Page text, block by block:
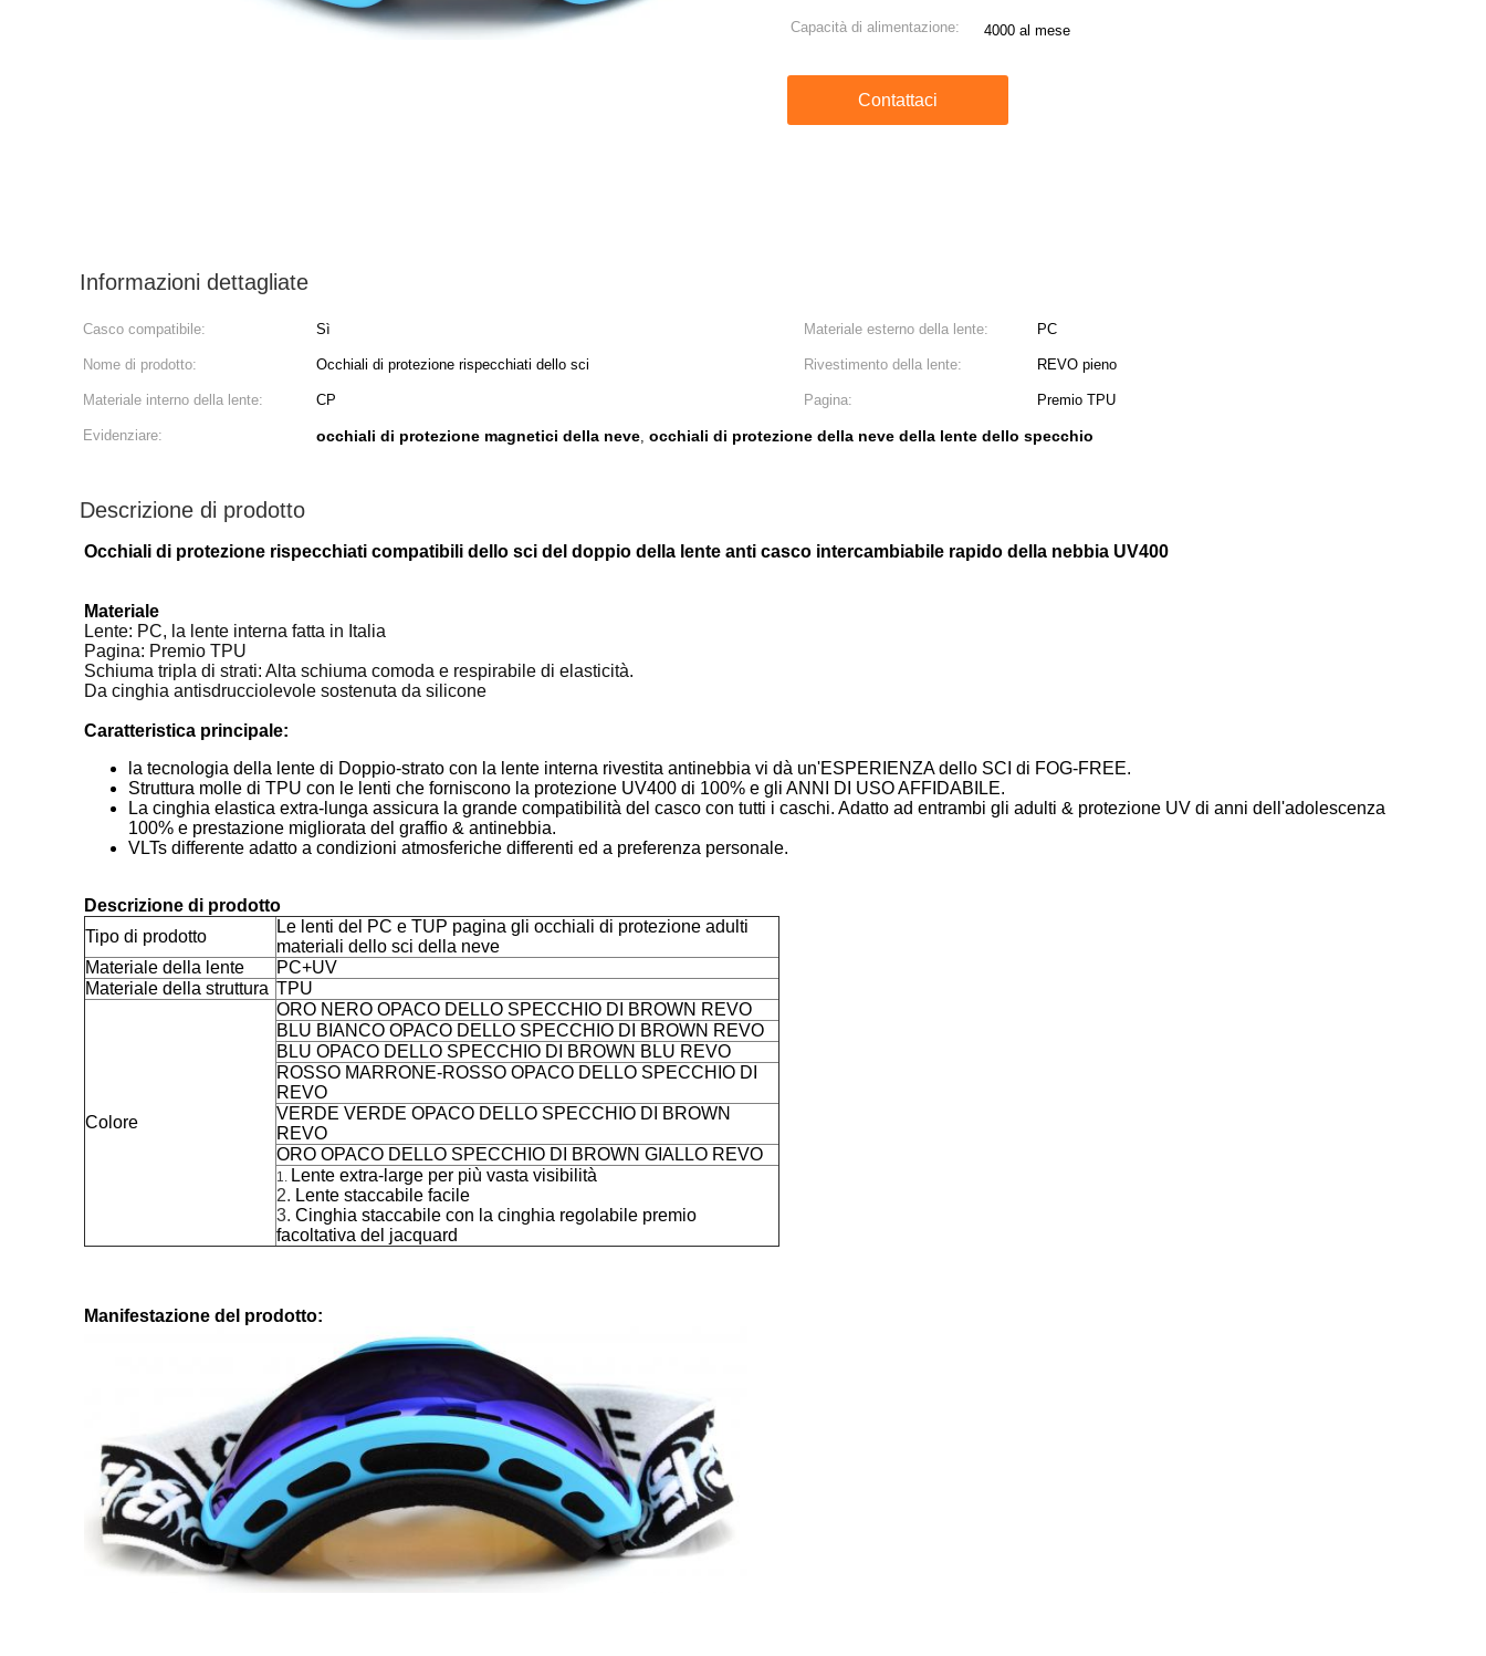
Capacità di alimentazione: 4000 al mese
Contattaci
Informazioni dettagliate
Casco compatibile: Sì Materiale esterno della lente: PC
Nome di prodotto: Occhiali di protezione rispecchiati dello sci Rivestimento della lente: REVO pieno
Materiale interno della lente: CP Pagina: Premio TPU
Evidenziare: occhiali di protezione magnetici della neve, occhiali di protezione della neve della lente dello specchio
Descrizione di prodotto
Occhiali di protezione rispecchiati compatibili dello sci del doppio della lente anti casco intercambiabile rapido della nebbia UV400
Materiale
Lente: PC, la lente interna fatta in Italia
Pagina: Premio TPU
Schiuma tripla di strati: Alta schiuma comoda e respirabile di elasticità.
Da cinghia antisdrucciolevole sostenuta da silicone
Caratteristica principale:
la tecnologia della lente di Doppio-strato con la lente interna rivestita antinebbia vi dà un'ESPERIENZA dello SCI di FOG-FREE.
Struttura molle di TPU con le lenti che forniscono la protezione UV400 di 100% e gli ANNI DI USO AFFIDABILE.
La cinghia elastica extra-lunga assicura la grande compatibilità del casco con tutti i caschi. Adatto ad entrambi gli adulti & protezione UV di anni dell'adolescenza
100% e prestazione migliorata del graffio & antinebbia.
VLTs differente adatto a condizioni atmosferiche differenti ed a preferenza personale.
Descrizione di prodotto
Tipo di prodotto
Le lenti del PC e TUP pagina gli occhiali di protezione adulti
materiali dello sci della neve
Materiale della lente
PC+UV
Materiale della struttura TPU
Colore
ORO NERO OPACO DELLO SPECCHIO DI BROWN REVO
BLU BIANCO OPACO DELLO SPECCHIO DI BROWN REVO
BLU OPACO DELLO SPECCHIO DI BROWN BLU REVO
ROSSO MARRONE-ROSSO OPACO DELLO SPECCHIO DI
REVO
VERDE VERDE OPACO DELLO SPECCHIO DI BROWN
REVO
ORO OPACO DELLO SPECCHIO DI BROWN GIALLO REVO
1. Lente extra-large per più vasta visibilità
2. Lente staccabile facile
3. Cinghia staccabile con la cinghia regolabile premio
facoltativa del jacquard
Manifestazione del prodotto: